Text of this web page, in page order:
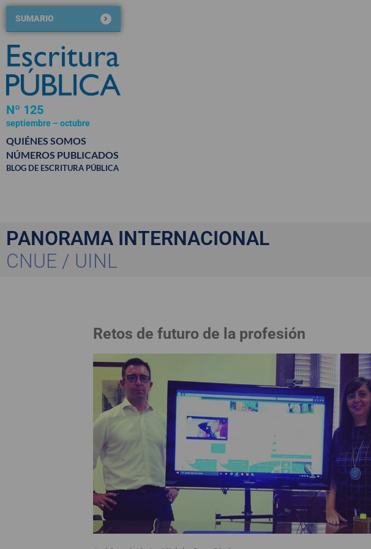
SUMARIO
Nº 125
septiembre – octubre
QUIÉNES SOMOS
NÚMEROS PUBLICADOS
BLOG DE ESCRITURA PÚBLICA
PANORAMA INTERNACIONAL
CNUE / UINL
Retos de futuro de la profesión